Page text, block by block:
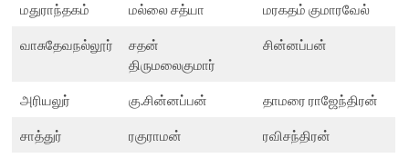
மதுராந்தகம் மல்லை சத்யா மரகதம் குமாரவேல்
வாசுதேவநல்லூர்
சதன்
திருமலைகுமார்
சின்னப்பன்
அரியலுர் கு.சின்னப்பன் தாமரை ராஜேந்திரன்
சாத்துர் ரகுராமன் ரவிசந்திரன்